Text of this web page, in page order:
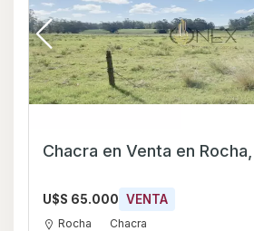
Chacra en Venta en
U$S 65.000 VENTA
Rocha Chacra